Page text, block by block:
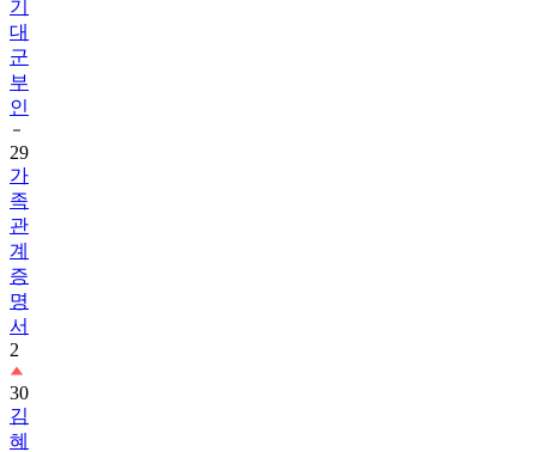
기
대
군
부
인
29
가
족
관
계
증
명
서
2
30
김
혜